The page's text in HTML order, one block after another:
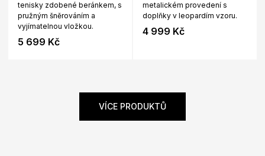
tenisky zdobené beránkem, s
pružným šněrováním a
vyjímatelnou vložkou.
5 699 Kč
metalickém provedení s
doplňky v leopardím vzoru.
4 999 Kč
VÍCE PRODUKTŮ